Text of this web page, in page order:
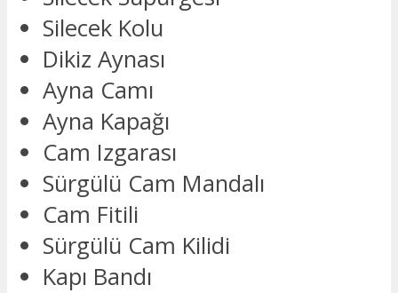
Silecek Kolu
Dikiz Aynası
Ayna Camı
Ayna Kapağı
Cam Izgarası
Sürgülü Cam Mandalı
Cam Fitili
Sürgülü Cam Kilidi
Kapı Bandı